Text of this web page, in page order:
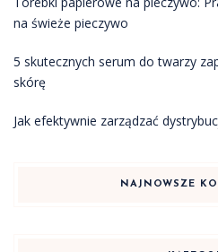
na świeże pieczywo
5 skutecznych serum do twarzy
skórę
Jak efektywnie zarządzać
NAJNOWSZE